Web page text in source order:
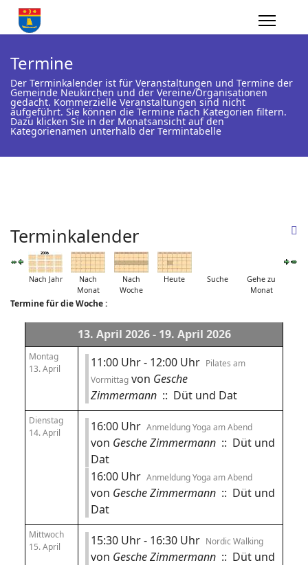
Termine
Der Terminkalender ist für Veranstaltungen und Termine der
Gemeinde Neukirchen und der Vereine/Organisationen
gedacht. Kommerzielle Veranstaltungen sind nicht
aufgeführt. Sie können die Termine nach Kategorien filtern.
Dazu klicken Sie in der Monatsansicht auf den
Kategorienamen unterhalb der Termintabelle
Terminkalender
Nach Jahr
Nach
Monat
Nach
Woche
Heute Suche
Gehe zu
Monat
Termine für die Woche :
13. April 2026 - 19. April 2026
Montag
13. April
11:00 Uhr - 12:00 Uhr Pilates am
Vormittag von Gesche
Zimmermann :: Düt und Dat
Dienstag
14. April
16:00 Uhr Anmeldung Yoga am Abend
von Gesche Zimmermann :: Düt und
Dat
16:00 Uhr Anmeldung Yoga am Abend
von Gesche Zimmermann :: Düt und
Dat
Mittwoch
15. April
15:30 Uhr - 16:30 Uhr Nordic Walking
von Gesche Zimmermann :: Düt und